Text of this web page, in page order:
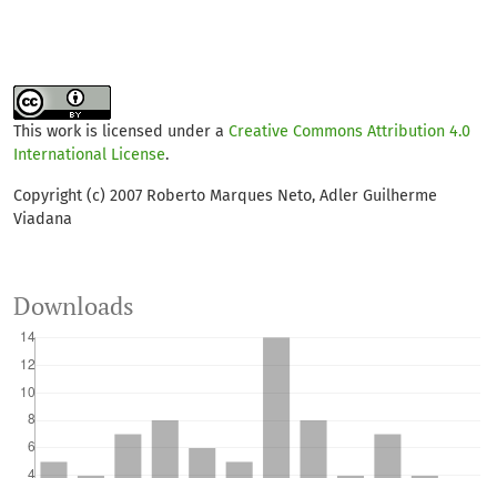
This work is licensed under a Creative Commons Attribution 4.0
International License.
Copyright (c) 2007 Roberto Marques Neto, Adler Guilherme
Viadana
Downloads